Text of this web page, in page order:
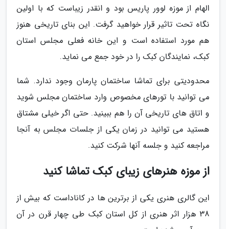
الهام از موزه لوور پاریس بود و انقدر زیباست که با اولین
نگاه تحت تاثیر قرار خواهید گرفت. این بنای تاریخی هنوز
هم مورد استفاده است و این خانه فعلی مجلس استان
کبک، نمایندگان کبک را در خود جمع می نماید.
محدودیتی برای تماشا ساختمان پارمان وجود ندارد. شما
می توانید با تورهای مخصوص وارد ساختمان مجلس شوید
و اتاق های تاریخی آن را هم ببینید. حتی اگر خیلی مشتاق
هستید می توانید در زمان یکی از جلسات مجلس به آنجا
مراجعه کنید و جلسه آنها شرکت کنید.
از موزه هنرهای زیبای کبک تماشا کنید
این گالری هنری یکی از برترین ها در کاناداست که بیش از
38 هزار اثر هنری از کل استان کبک طی چهار قرن در آن